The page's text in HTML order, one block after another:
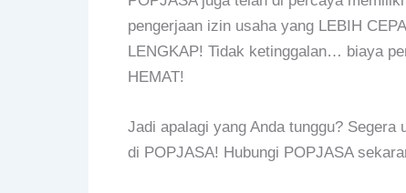
pengerjaan izin usaha yang LEBIH
LENGKAP! Tidak ketinggalan… biaya
HEMAT!
Jadi apalagi yang Anda tunggu? Segera
di POPJASA! Hubungi POPJASA